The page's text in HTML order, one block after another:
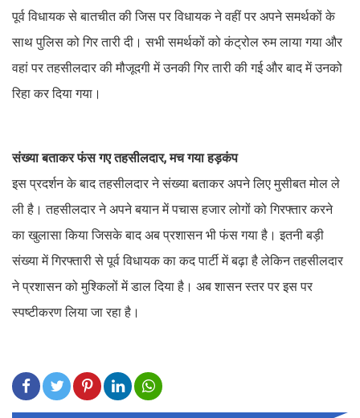
पूर्व विधायक से बातचीत की जिस पर विधायक ने वहीं पर अपने समर्थकों के
साथ पुलिस को गिर तारी दी। सभी समर्थकों को कंट्रोल रुम लाया गया और
वहां पर तहसीलदार की मौजूदगी में उनकी गिर तारी की गई और बाद में उनको
रिहा कर दिया गया।
संख्या बताकर फंस गए तहसीलदार, मच गया हड़कंप
इस प्रदर्शन के बाद तहसीलदार ने संख्या बताकर अपने लिए मुसीबत मोल ले
ली है। तहसीलदार ने अपने बयान में पचास हजार लोगों को गिरफ्तार करने
का खुलासा किया जिसके बाद अब प्रशासन भी फंस गया है। इतनी बड़ी
संख्या में गिरफ्तारी से पूर्व विधायक का कद पार्टी में बढ़ा है लेकिन तहसीलदार
ने प्रशासन को मुश्किलों में डाल दिया है। अब शासन स्तर पर इस पर
स्पष्टीकरण लिया जा रहा है।